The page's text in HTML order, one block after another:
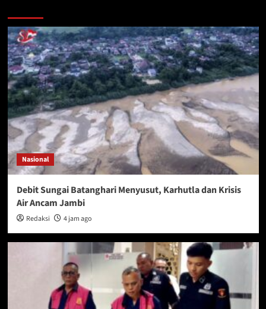
Nasional
Debit Sungai Batanghari Menyusut, Karhutla dan Krisis
Air Ancam Jambi
Redaksi 4 jam ago